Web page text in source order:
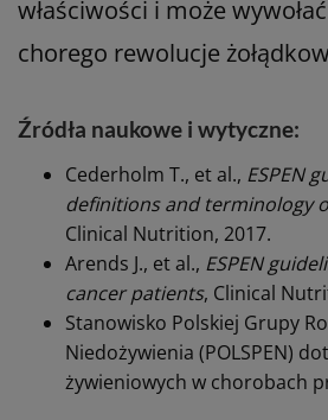
właściwości i może
chorego rewolucje
Źródła naukowe i wytyczne:
Cederholm T., et al., ESPEN
definitions and terminology
Clinical Nutrition, 2017.
Arends J., et al., ESPEN
cancer patients, Clinical
Stanowisko Polskiej Grupy
Niedożywienia (POLSPEN)
żywieniowych w chorobach